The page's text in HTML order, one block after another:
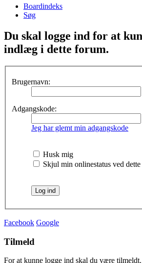
Boardindeks
Søg
Du skal logge ind for at
indlæg i dette forum.
Brugernavn:
Adgangskode:
Jeg har glemt min adgangskode
Husk mig
Skjul min onlinestatus ved dette
Facebook Google
Tilmeld
For at kunne logge ind skal du være